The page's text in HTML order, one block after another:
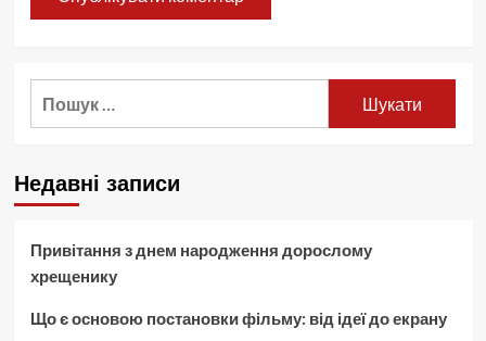
Недавні записи
Привітання з днем народження дорослому
хрещенику
Що є основою постановки фільму: від ідеї до екрану